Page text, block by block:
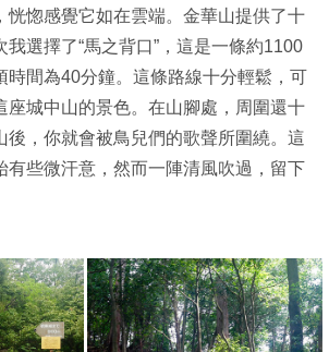
恍惚感覺它如在雲端。金華山提供了十
選擇了“馬之背口”，這是一條約1100
時間為40分鐘。這條路線十分輕鬆，可
座城中山的景色。在山腳處，周圍還十
後，你就會被鳥兒們的歌聲所圍繞。這
有些微汗意，然而一陣清風吹過，留下